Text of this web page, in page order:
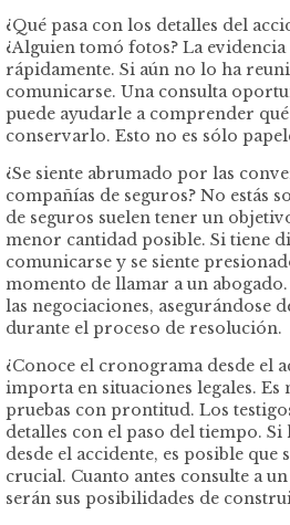
¿Qué pasa con los detalles del
¿Alguien tomó fotos? La evidencia
rápidamente. Si aún no lo ha
comunicarse. Una consulta
puede ayudarle a comprender
conservarlo. Esto no es sólo
¿Se siente abrumado por las
compañías de seguros? No estás
de seguros suelen tener un
menor cantidad posible. Si tiene
comunicarse y se siente
momento de llamar a un
las negociaciones, asegurándose
durante el proceso de resolución.
¿Conoce el cronograma desde el
importa en situaciones legales.
pruebas con prontitud. Los
detalles con el paso del tiempo. Si
desde el accidente, es posible
crucial. Cuanto antes consulte a
serán sus posibilidades de